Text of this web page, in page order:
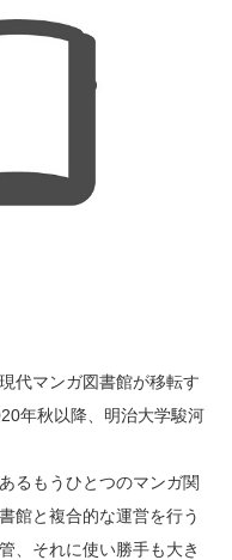
代マンガ図書館が移転す
年秋以降、明治大学駿河
るもうひとつのマンガ関
館と複合的な運営を行う
、それに使い勝手も大き